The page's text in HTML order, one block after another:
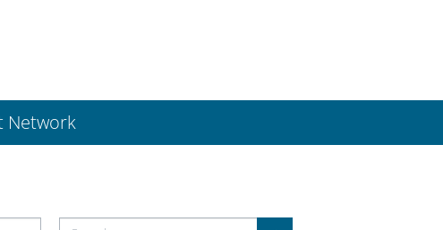
Network
Search courses